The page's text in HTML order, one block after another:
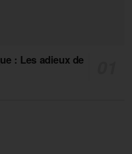
: Les adieux de